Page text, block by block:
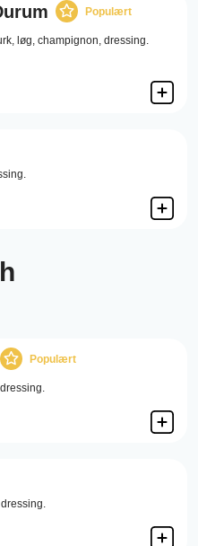
Populært
løg, champignon, dressing.
Populært
dressing.
dressing.